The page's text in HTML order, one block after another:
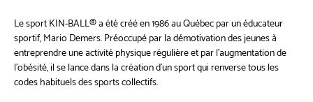
Le sport KIN-BALL® a été créé en 1986 au Québec par un éducateur
sportif, Mario Demers. Préoccupé par la démotivation des jeunes à
entreprendre une activité physique régulière et par l’augmentation de
l’obésité, il se lance dans la création d’un sport qui renverse tous les
codes habituels des sports collectifs.